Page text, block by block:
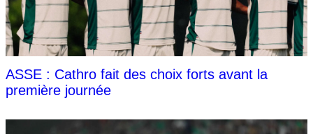
ASSE : Cathro fait des choix forts avant la
première journée